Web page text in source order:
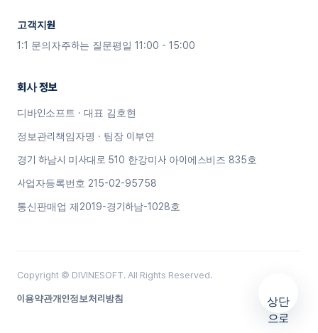
1:1 문의자주하는 질문
디바인소프트 · 대표 김호현
정보관리책임자명 · 팀장 이부연
경기 하남시 미사대로 510 한강미사 아이에스비즈 835호
사업자등록번호 215-02-95758
통신판매업 제2019-경기하남-1028호
이용약관개인정보처리방침
단으로